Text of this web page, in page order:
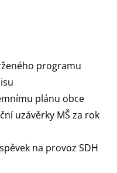
programu
plánu obce
uzávěrky MŠ za rok
na provoz SDH